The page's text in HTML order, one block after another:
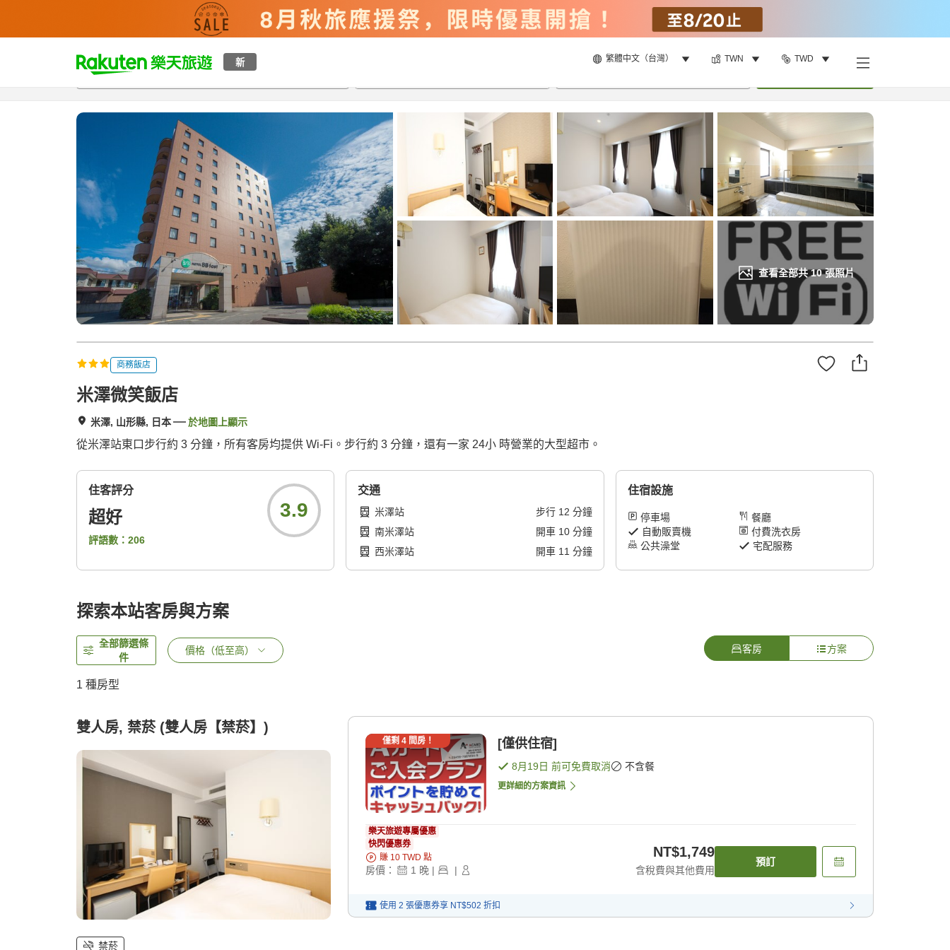
新 繁體中文（台灣） TWN TWD
t
p
a
e
a
h
查看全部共10張照片
總覽客房與方案評語特點設施
商務飯店
米澤微笑飯店
米澤, 山形縣, 日本 於地圖上顯示
從米澤站東口步行約 3 分鐘，所有客房均提供 Wi-Fi。步行約 3 分鐘，還有一家 24小 時營業的大型超市。
住客評分
超好
評語數： 206
3.9
交通
米澤站 步行 12 分鐘
南米澤站
開車 10分鐘
西米澤站
開車 11 分鐘
住宿設施
停車場
餐廳
自動販賣機
付費洗衣房
公共澡堂
宅配服務
探索本站客房與方案
全部篩選條
件
價格（低至高） 客房 方案
1 種房型
雙人房, 禁菸 (雙人房【禁菸】)
禁菸
僅剩 4間房！ [僅供住宿]
8月19日 前可免費取消 不含餐
更詳細的方案資訊
樂天旅遊專屬優惠
快閃優惠券
賺 10 TWD 點
房價： 1 晚 | |
NT$1,749
含稅費與其他費用
預訂
使用 2 張優惠券享 NT$502 折扣